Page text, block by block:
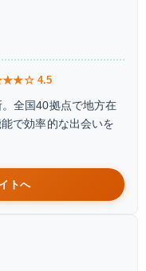
4.5
全国40拠点で地方在
で効率的な出会いを
トへ